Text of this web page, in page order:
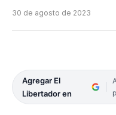
30 de agosto de 2023
Agregar El
Libertador en